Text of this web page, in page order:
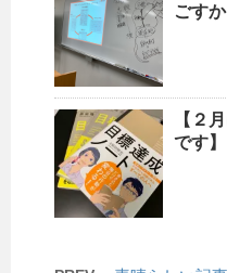
ごすか
【２
です】